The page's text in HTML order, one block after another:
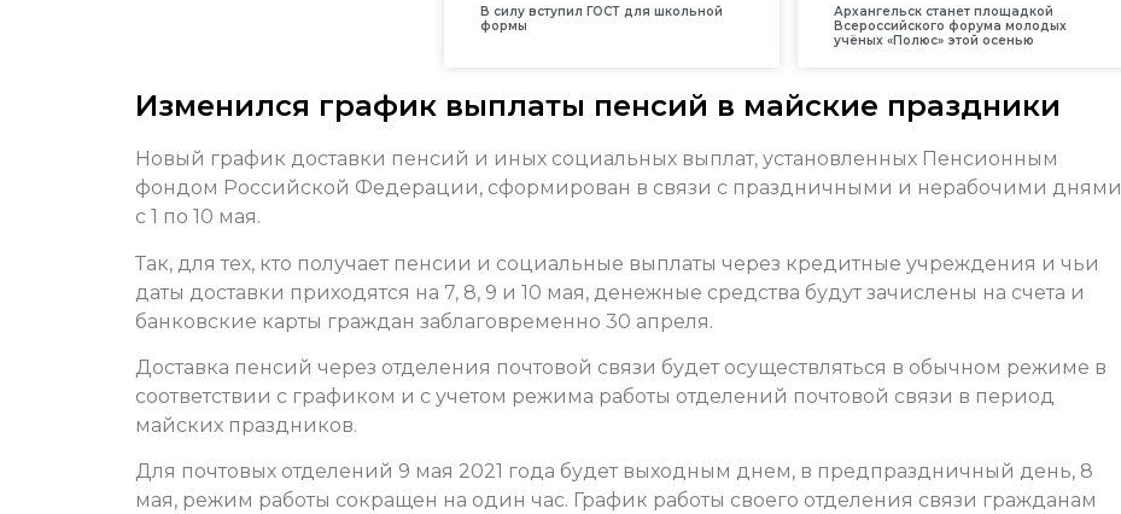
В силу вступил ГОСТ для школьной
формы
Архангельск станет площадкой
Всероссийского форума молодых
учёных «Полюс» этой осенью
Изменился график выплаты пенсий в майские праздники
Новый график доставки пенсий и иных социальных выплат, установленных Пенсионным
фондом Российской Федерации, сформирован в связи с праздничными и нерабочими днями
с 1 по 10 мая.
Так, для тех, кто получает пенсии и социальные выплаты через кредитные учреждения и чьи
даты доставки приходятся на 7, 8, 9 и 10 мая, денежные средства будут зачислены на счета и
банковские карты граждан заблаговременно 30 апреля.
Доставка пенсий через отделения почтовой связи будет осуществляться в обычном режиме в
соответствии с графиком и с учетом режима работы отделений почтовой связи в период
майских праздников.
Для почтовых отделений 9 мая 2021 года будет выходным днем, в предпраздничный день, 8
мая, режим работы сокращен на один час. График работы своего отделения связи гражданам